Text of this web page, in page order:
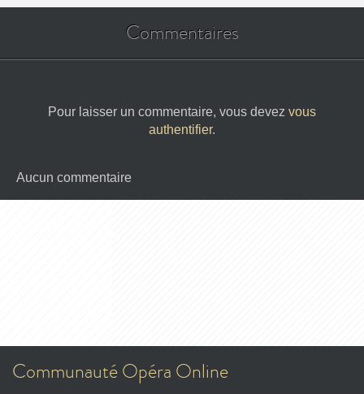
Commentaires
Pour laisser un commentaire, vous devez vous
authentifier.
Aucun commentaire
Communauté Opéra Online